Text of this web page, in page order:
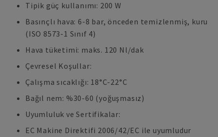
Tipik güç kullanımı: 200 W
Basınçlı hava: 6-8 bar, önceden temizlenmiş, kuru
(ISO 8573-1 Sınıf 4)
Hava tüketimi: maks. 120 Nl/dak
Çevresel Koşullar:
Çalışma sıcaklığı: 18°C-22°C
Bağıl nem: %30-60 (yoğuşmasız)
Uyumluluk ve Sertifikalar:
EC Makine Direktifi 2006/42/EC ile uyumludur